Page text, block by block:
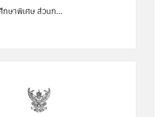
กษาพิเศษ ส่วนก…